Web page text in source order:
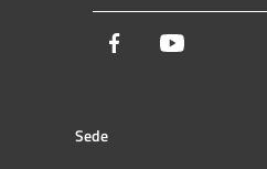
Facebook
Sede